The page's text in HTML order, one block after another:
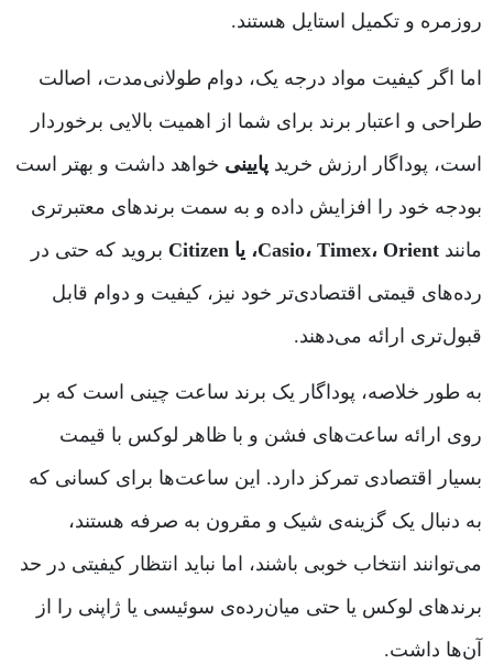
روزمره و تکمیل استایل هستند.
اما اگر کیفیت مواد درجه یک، دوام طولانی‌مدت، اصالت
طراحی و اعتبار برند برای شما از اهمیت بالایی برخوردار
است، پوداگار ارزش خرید پایینی خواهد داشت و بهتر است
بودجه خود را افزایش داده و به سمت برندهای معتبرتری
مانند Casio، Timex، Orient، یا Citizen
بروید که حتی در
رده‌های قیمتی اقتصادی‌تر خود نیز، کیفیت و دوام قابل
قبول‌تری ارائه می‌دهند.
به طور خلاصه، پوداگار یک برند ساعت چینی است که بر
روی ارائه ساعت‌های فشن و با ظاهر لوکس با قیمت
بسیار اقتصادی تمرکز دارد. این ساعت‌ها برای کسانی که
به دنبال یک گزینه‌ی شیک و مقرون به صرفه هستند،
می‌توانند انتخاب خوبی باشند، اما نباید انتظار کیفیتی در حد
برندهای لوکس یا حتی میان‌رده‌ی سوئیسی یا ژاپنی را از
آن‌ها داشت.